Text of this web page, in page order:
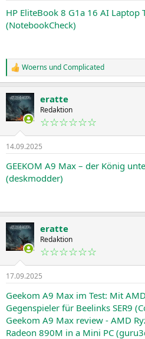
HP EliteBook 8 G1a 16 AI Laptop
(NotebookCheck)
R
e
k
t
i
n
e
n
:
Woerns undComplicated
eratte
Redaktion
☆☆☆☆☆☆
14.09.2025
GEEKOM A9 Max – der König
(deskmodder)
eratte
Redaktion
☆☆☆☆☆☆
17.09.2025
Geekom A9 Max im Test: Mit
Gegenspieler für Beelinks SER9
Geekom A9 Max review - AMD
Radeon 890M in a Mini PC